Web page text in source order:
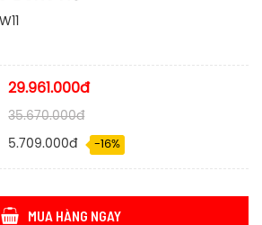
29.961.000đ
35.670.000đ
5.709.000đ -16%
MUA HÀNG NGAY